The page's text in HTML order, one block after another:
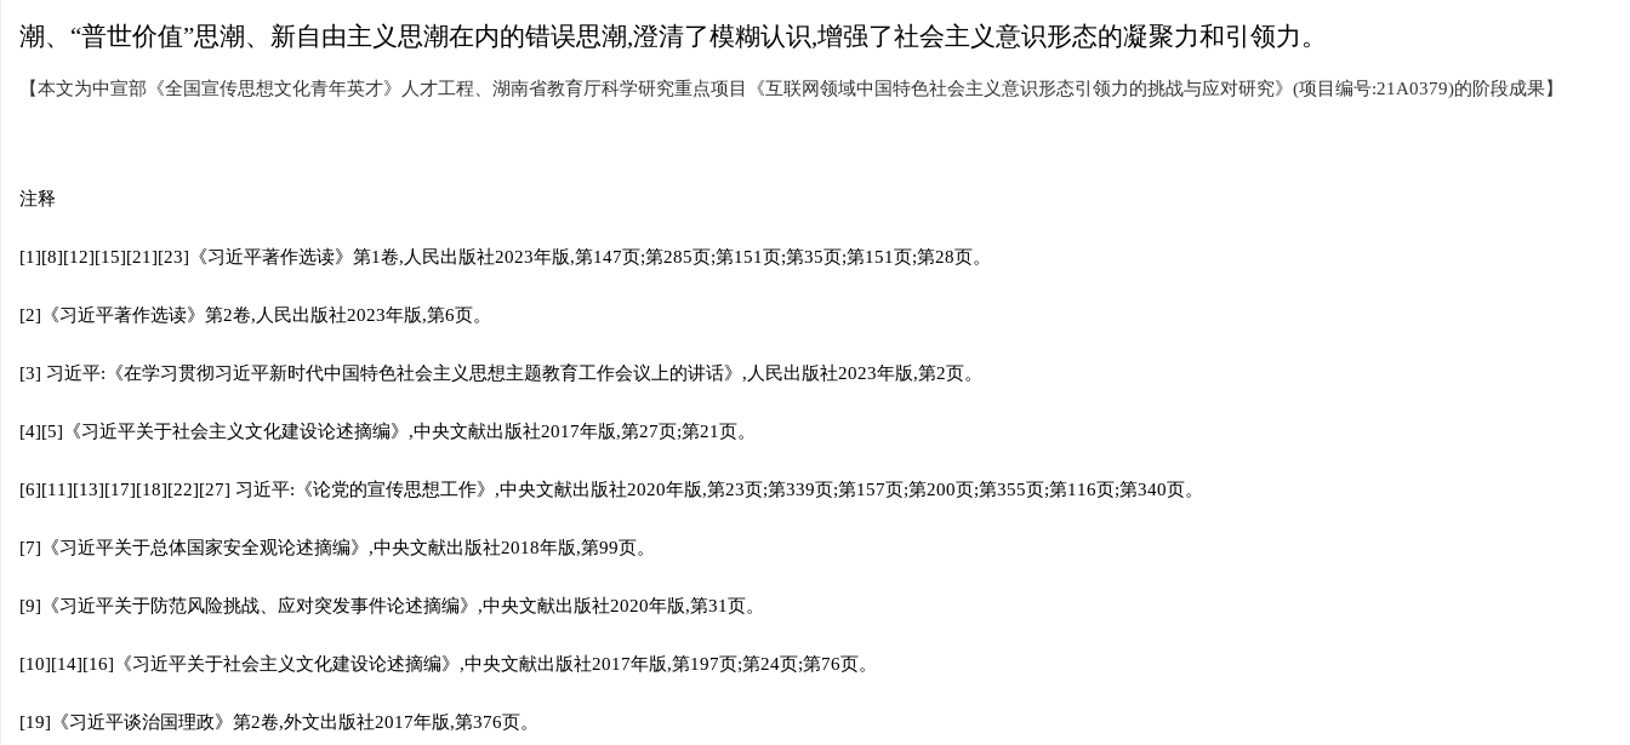
潮、“普世价值”思潮、新自由主义思潮在内的错误思潮,澄清了模糊认识,增强了社会主义意识形态的凝聚力和引领力。
【本文为中宣部《全国宣传思想文化青年英才》人才工程、湖南省教育厅科学研究重点项目《互联网领域中国特色社会主义意识形态引领力的挑战与应对研究》(项目编号:21A0379)的阶段成果】
注释
[1][8][12][15][21][23]《习近平著作选读》第1卷,人民出版社2023年版,第147页;第285页;第151页;第35页;第151页;第28页。
[2]《习近平著作选读》第2卷,人民出版社2023年版,第6页。
[3] 习近平:《在学习贯彻习近平新时代中国特色社会主义思想主题教育工作会议上的讲话》,人民出版社2023年版,第2页。
[4][5]《习近平关于社会主义文化建设论述摘编》,中央文献出版社2017年版,第27页;第21页。
[6][11][13][17][18][22][27] 习近平:《论党的宣传思想工作》,中央文献出版社2020年版,第23页;第339页;第157页;第200页;第355页;第116页;第340页。
[7]《习近平关于总体国家安全观论述摘编》,中央文献出版社2018年版,第99页。
[9]《习近平关于防范风险挑战、应对突发事件论述摘编》,中央文献出版社2020年版,第31页。
[10][14][16]《习近平关于社会主义文化建设论述摘编》,中央文献出版社2017年版,第197页;第24页;第76页。
[19]《习近平谈治国理政》第2卷,外文出版社2017年版,第376页。